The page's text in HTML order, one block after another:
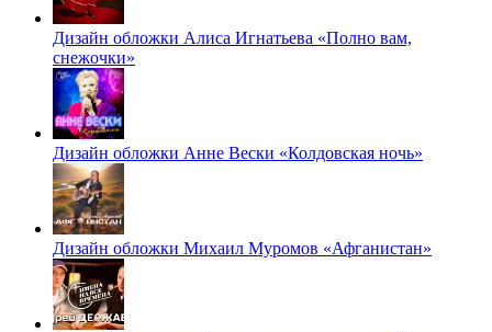
Дизайн обложки Алиса Игнатьева «Полно вам,
снежочки»
Дизайн обложки Анне Вески «Колдовская ночь»
Дизайн обложки Михаил Муромов «Афганистан»